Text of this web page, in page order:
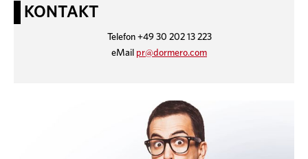
KONTAKT
Telefon +49 30 202 13 223
eMail pr@dormero.com